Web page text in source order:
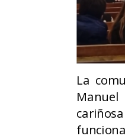
La